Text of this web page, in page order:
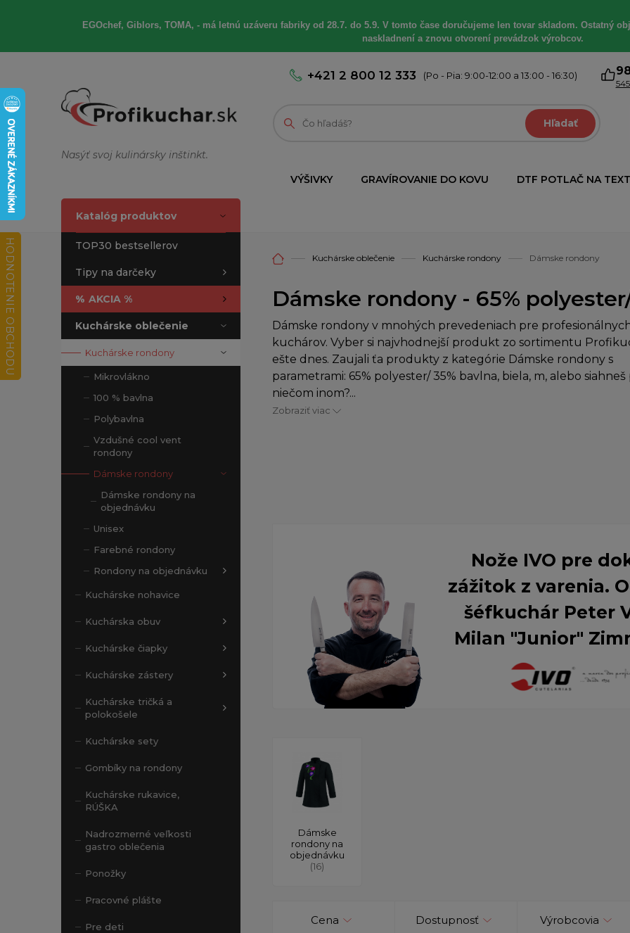
EGOchef, Giblors, TOMA, - má letnú uzáveru fabriky od 28.7. do 5.9. V tomto čase doručujeme len tovar skladom. Ostatný
naskladnení a znovu otvorení prevádzok výrobcov.
Nasýť svoj kulinársky inštinkt.
+421 2 800 12 333 (Po - Pia: 9:00-12:00 a 13:00 - 16:30)
Hľadať
VÝŠIVKY GRAVÍROVANIE DO KOVU DTF POTLAČ NA
Katalóg produktov
TOP30 bestsellerov
Tipy na darčeky
% AKCIA %
Kuchárske oblečenie
Kuchárske rondony
Mikrovlákno
100 % bavlna
Polybavlna
Vzdušné cool vent
rondony
Dámske rondony
Dámske rondony na
objednávku
Unisex
Farebné rondony
Rondony na objednávku
Kuchárske nohavice
Kuchárska obuv
Kuchárske čiapky
Kuchárske zástery
Kuchárske tričká a
polokošele
Kuchárske sety
Gombíky na rondony
Kuchárske rukavice,
RÚŠKA
Nadrozmerné veľkosti
gastro oblečenia
Ponožky
Pracovné plášte
Pre deti
Kuchárske oblečenie Kuchárske rondony Dámske rondony
Dámske rondony - 65%
Dámske rondony v mnohých prevedeniach pre
kuchárov. Vyber si najvhodnejší produkt zo sortimentu
ešte dnes. Zaujali ťa produkty z kategórie Dámske rondony s
parametrami: 65% polyester/ 35% bavlna, biela, m, alebo siahneš
niečom inom?...
Zobraziť viac
Nože IVO pre
zážitok z varenia.
šéfkuchár Peter
Milan "Junior"
Dámske
rondony na
objednávku
(16)
Cena Dostupnosť Výrobcovia
HODNOTENIE OBCHODU